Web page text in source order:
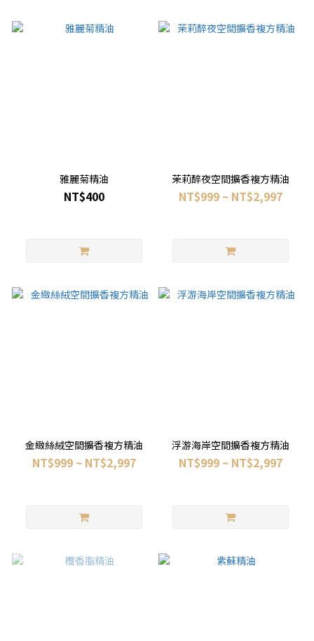
雅麗菊精油
NT$400
茉莉醉夜空間擴香複方精油
NT$999 ~ NT$2,997
金緻絲絨空間擴香複方精油
NT$999 ~ NT$2,997
浮游海岸空間擴香複方精油
NT$999 ~ NT$2,997